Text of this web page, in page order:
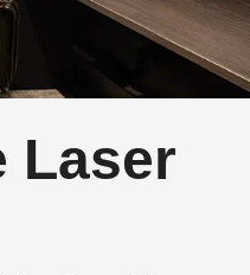
Laser